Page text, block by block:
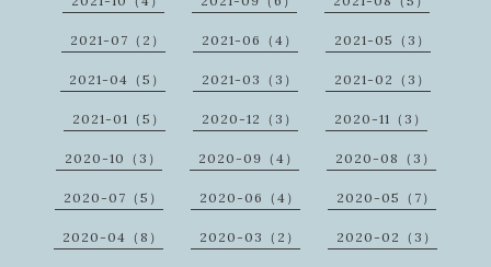
2021-07（2） 2021-06（4） 2021-05（3）
2021-04（5） 2021-03（3） 2021-02（3）
2021-01（5） 2020-12（3） 2020-11（3）
2020-10（3） 2020-09（4） 2020-08（3）
2020-07（5） 2020-06（4） 2020-05（7）
2020-04（8） 2020-03（2） 2020-02（3）